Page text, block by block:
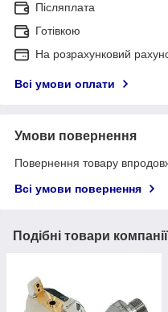
Післяплата
Готівкою
На розрахунковий
Всі умови оплати
Умови повернення
Повернення товару
Всі умови повернення
Подібні товари компанії